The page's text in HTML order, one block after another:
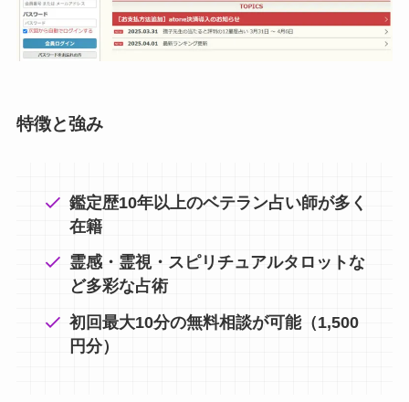
特徴と強み
鑑定歴10年以上のベテラン占い師が多く
在籍
霊感・霊視・スピリチュアルタロットな
ど多彩な占術
初回最大10分の無料相談が可能（1,500
円分）